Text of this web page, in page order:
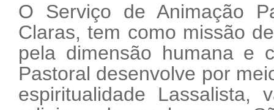
O Serviço de Animação
Claras, tem como missão
pela dimensão humana e
Pastoral desenvolve por
espiritualidade Lassalista,